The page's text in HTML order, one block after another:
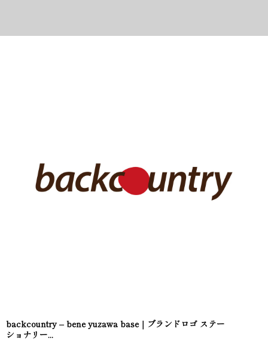
backcountry – bene yuzawa base｜ブランドロゴ ステー
ショナリー...